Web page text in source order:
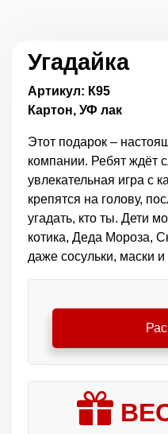
Угадайка
Артикул: К95
Картон, УФ лак
Этот подарок –
компании. Ребят ждёт
увлекательная игра с
крепятся на голову,
угадать, кто ты. Дети
котика, Деда Мороза,
даже сосульки, маски